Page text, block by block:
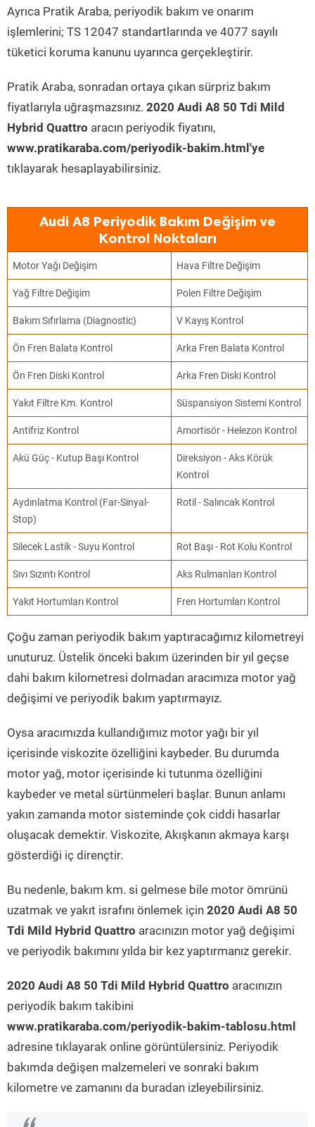
Ayrıca Pratik Araba, periyodik bakım ve onarım
işlemlerini; TS 12047 standartlarında ve 4077 sayılı
tüketici koruma kanunu uyarınca gerçekleştirir.
Pratik Araba, sonradan ortaya çıkan sürpriz bakım
fiyatlarıyla uğraşmazsınız. 2020 Audi A8 50 Tdi Mild
Hybrid Quattro aracın periyodik fiyatını,
www.pratikaraba.com/periyodik-bakim.html'ye
tıklayarak hesaplayabilirsiniz.
Audi A8 Periyodik Bakım Değişim ve
Kontrol Noktaları
Motor Yağı Değişim Hava Filtre Değişim
Yağ Filtre Değişim Polen Filtre Değişim
Bakım Sıfırlama (Diagnostic) V Kayış Kontrol
Ön Fren Balata Kontrol Arka Fren Balata Kontrol
Ön Fren Diski Kontrol Arka Fren Diski Kontrol
Yakıt Filtre Km. Kontrol Süspansiyon Sistemi Kontrol
Antifriz Kontrol Amortisör - Helezon Kontrol
Akü Güç - Kutup Başı Kontrol
Direksiyon - Aks Körük
Kontrol
Aydınlatma Kontrol (Far-Sinyal-
Stop)
Rotil - Salıncak Kontrol
Silecek Lastik - Suyu Kontrol Rot Başı - Rot Kolu Kontrol
Sıvı Sızıntı Kontrol Aks Rulmanları Kontrol
Yakıt Hortumları Kontrol Fren Hortumları Kontrol
Çoğu zaman periyodik bakım yaptıracağımız kilometreyi
unuturuz. Üstelik önceki bakım üzerinden bir yıl geçse
dahi bakım kilometresi dolmadan aracımıza motor yağ
değişimi ve periyodik bakım yaptırmayız.
Oysa aracımızda kullandığımız motor yağı bir yıl
içerisinde viskozite özelliğini kaybeder. Bu durumda
motor yağ, motor içerisinde ki tutunma özelliğini
kaybeder ve metal sürtünmeleri başlar. Bunun anlamı
yakın zamanda motor sisteminde çok ciddi hasarlar
oluşacak demektir. Viskozite, Akışkanın akmaya karşı
gösterdiği iç dirençtir.
Bu nedenle, bakım km. si gelmese bile motor ömrünü
uzatmak ve yakıt israfını önlemek için 2020 Audi A8 50
Tdi Mild Hybrid Quattro aracınızın motor yağ değişimi
ve periyodik bakımını yılda bir kez yaptırmanız gerekir.
2020 Audi A8 50 Tdi Mild Hybrid Quattro aracınızın
periyodik bakım takibini
www.pratikaraba.com/periyodik-bakim-tablosu.html
adresine tıklayarak online görüntülersiniz. Periyodik
bakımda değişen malzemeleri ve sonraki bakım
kilometre ve zamanını da buradan izleyebilirsiniz.